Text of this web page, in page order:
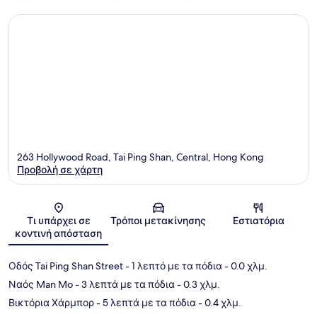
Χάρτης
263 Hollywood Road, Tai Ping Shan, Central, Hong Kong
Προβολή σε χάρτη
Τι υπάρχει σε
κοντινή απόσταση
Τρόποι μετακίνησης Εστιατόρια
Οδός Tai Ping Shan Street- 1 λεπτό με τα πόδια- 0.0 χλμ.
Ναός Man Mo- 3 λεπτά με τα πόδια- 0.3 χλμ.
Βικτόρια Χάρμπορ- 5 λεπτά με τα πόδια- 0.4 χλμ.